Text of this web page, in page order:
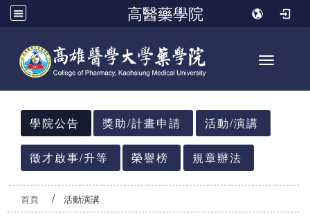
高醫藥學院
Toggle
:::
學院公告
獎助/計畫申請 活動/演講
徵才啟事/升等 榮譽榜 規章辦法
首頁 活動演講